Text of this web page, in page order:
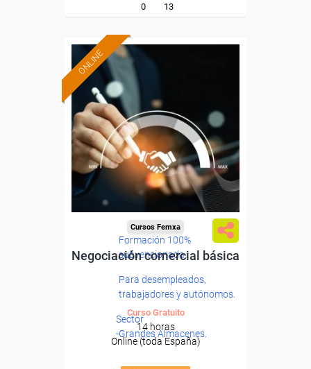
0 13
ONLINE
Formación 100%
subvencionada.
Para desempleados,
trabajadores y autónomos.
Sector
-Grandes Almacenes.
Cursos Femxa
Negociación comercial básica
Curso Gratuito
14 horas
Online (toda España)